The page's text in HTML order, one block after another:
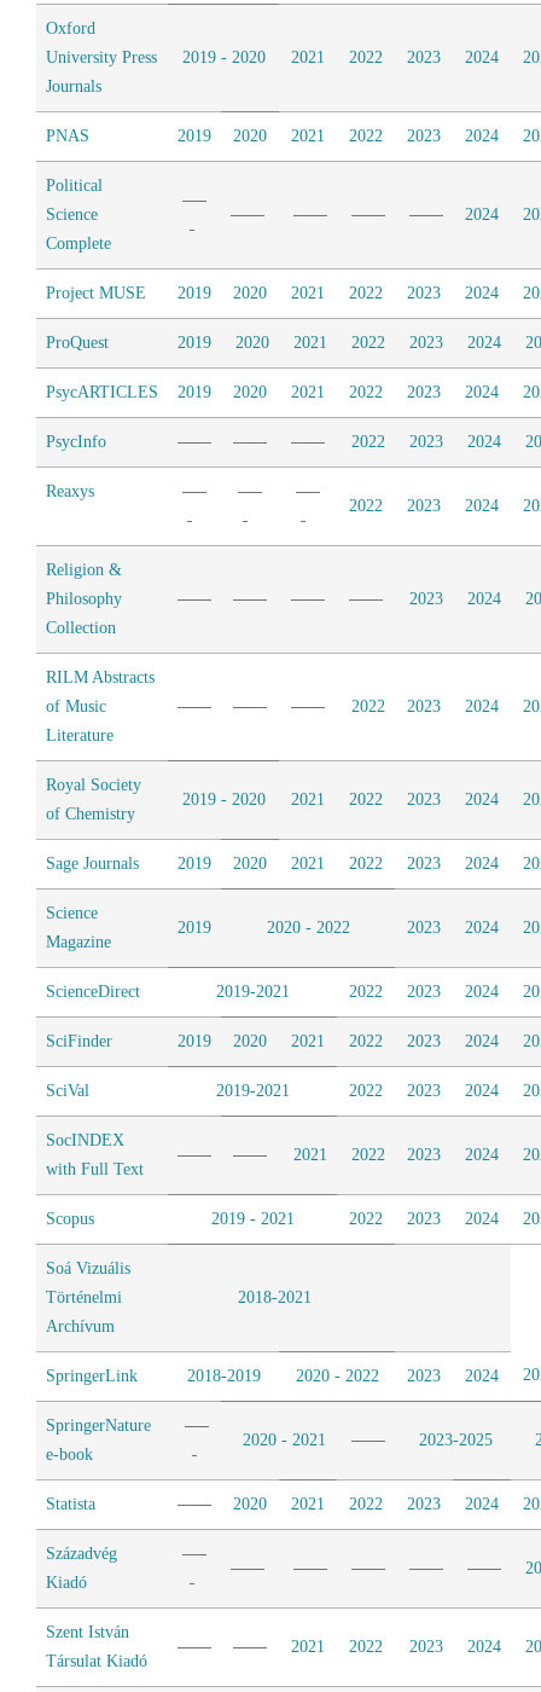
Oxford
University Press
Journals
2019 - 2020 2021 2022 2023 2024
PNAS 2019 2020 2021 2022 2023 2024
Political
Science
Complete
2024
Project MUSE 2019 2020 2021 2022 2023 2024
ProQuest 2019 2020 2021 2022 2023 2024
PsycARTICLES 2019 2020 2021 2022 2023 2024
PsycInfo 2022 2023 2024
Reaxys
2022
2023 2024
Religion &
Philosophy
Collection
2023 2024
RILM Abstracts
of Music
Literature
2022 2023 2024
Royal Society
of Chemistry
2019 - 2020 2021 2022 2023 2024
Sage Journals 2019 2020 2021 2022 2023 2024
Science
Magazine
2019 2020 - 2022 2023 2024
ScienceDirect 2019-2021 2022 2023 2024
SciFinder 2019 2020 2021 2022 2023 2024
SciVal 2019-2021 2022 2023 2024
SocINDEX
with Full Text
2021 2022 2023 2024
Scopus 2019 - 2021 2022 2023 2024
Soá Vizuális
Történelmi
Archívum
2018-2021
SpringerLink 2018-2019 2020 - 2022 2023 2024
SpringerNature
e-book
2020 - 2021 2023-2025
Statista 2020 2021 2022 2023 2024
Századvég
Kiadó
Szent István
Társulat Kiadó
2021 2022 2023 2024